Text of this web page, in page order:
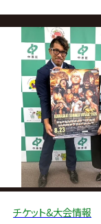
チケット&大会情報